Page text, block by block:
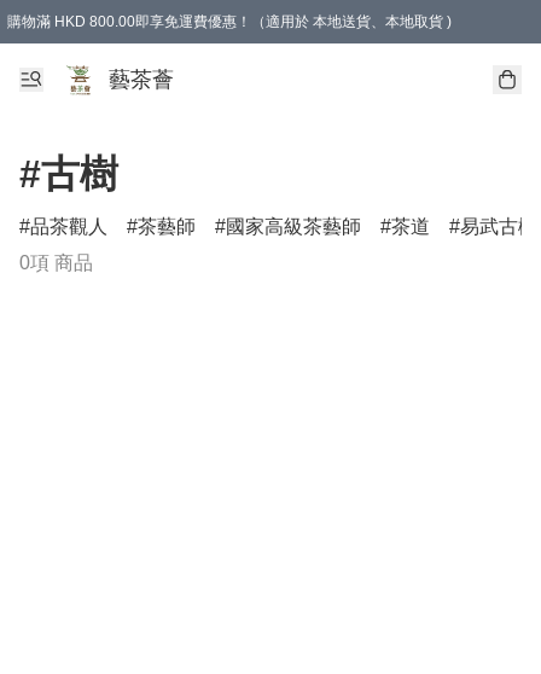
購物滿 HKD 800.00即享免運費優惠！（適用於 本地送貨、本地取貨 )
藝茶薈
#古樹
品茶觀人 茶藝師 國家高級茶藝師 茶道
易武古樹
0項 商品